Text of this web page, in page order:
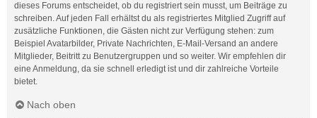
dieses Forums entscheidet, ob du registriert sein musst, um Beiträge zu
schreiben. Auf jeden Fall erhältst du als registriertes Mitglied Zugriff auf
zusätzliche Funktionen, die Gästen nicht zur Verfügung stehen: zum
Beispiel Avatarbilder, Private Nachrichten, E-Mail-Versand an andere
Mitglieder, Beitritt zu Benutzergruppen und so weiter. Wir empfehlen dir
eine Anmeldung, da sie schnell erledigt ist und dir zahlreiche Vorteile
bietet.
Nach oben